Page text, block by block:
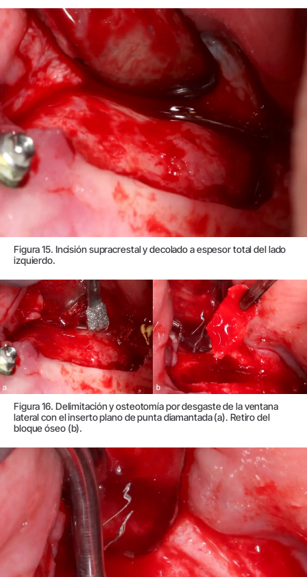
Figura 15. Incisión supracrestal y decolado a espesor total del lado
izquierdo.
Figura 16. Delimitación y osteotomía por desgaste de la ventana
lateral con el inserto plano de punta diamantada (a). Retiro del
bloque óseo (b).